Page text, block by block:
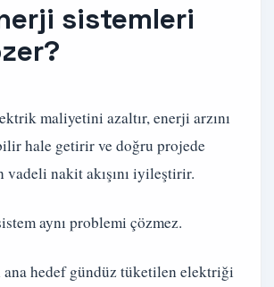
sistemleri
maliyetini azaltır, enerji arzını
hale getirir ve doğru projede
vadeli nakit akışını iyileştirir.
aynı problemi çözmez.
hedef gündüz tüketilen elektriği